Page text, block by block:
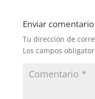
Enviar comentario
Tu dirección de
Los campos